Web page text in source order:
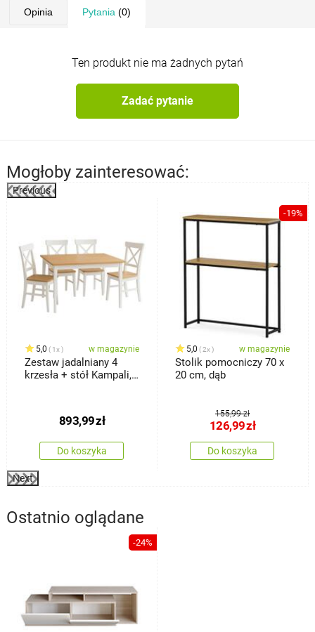
Opinia Pytania (0)
Ten produkt nie ma żadnych pytań
Zadać pytanie
Mogłoby zainteresować:
Previous
5,0 1x w magazynie
Zestaw jadalniany 4
krzesła + stół Kampali,
893,99zł
Do koszyka
-19%
5,0 2x w magazynie
Stolik pomocniczy 70 x
20 cm, dąb
155,99 zł
126,99zł
Do koszyka
Next
Ostatnio oglądane
-24%